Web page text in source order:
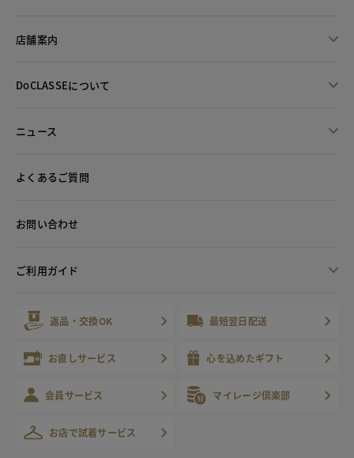
店舗案内
DoCLASSEについて
ニュース
よくあるご質問
お問い合わせ
ご利用ガイド
返品・交換OK 最短翌日配送
お直しサービス 心を込めたギフト
会員サービス マイレージ倶楽部
お店で試着サービス